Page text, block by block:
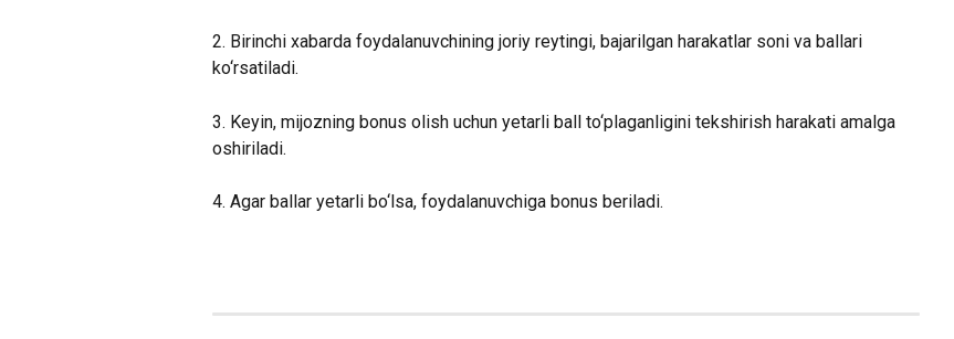
2. Birinchi xabarda foydalanuvchining joriy reytingi, bajarilgan harakatlar soni va ballari
ko‘rsatiladi.
3. Keyin, mijozning bonus olish uchun yetarli ball to‘plaganligini tekshirish harakati amalga
oshiriladi.
4. Agar ballar yetarli bo‘lsa, foydalanuvchiga bonus beriladi.